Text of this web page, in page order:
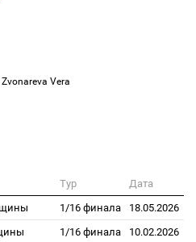
Vera
Тур
Дата
1/16 финала
18.05.2026
1/16 финала
10.02.2026